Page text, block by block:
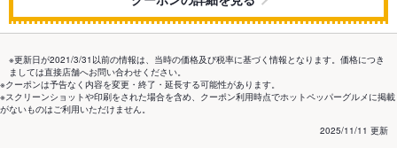
※更新日が2021/3/31以前の情報は、当時の価格及び税率に基づく情報となります。価格につき
ましては直接店舗へお問い合わせください。
※クーポンは予告なく内容を変更・終了・延長する可能性があります。
※スクリーンショットや印刷をされた場合を含め、クーポン利用時点でホットペッパーグルメに掲載
がないものはご利用いただけません。
2025/11/11 更新